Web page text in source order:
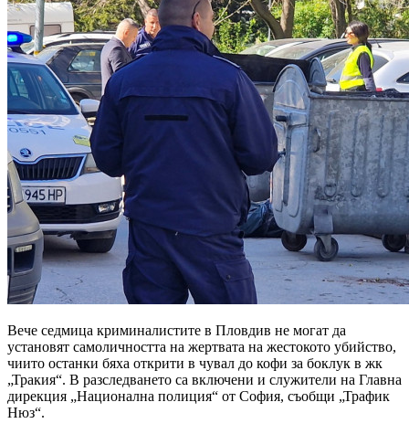
Вече седмица криминалистите в Пловдив не могат да
установят самоличността на жертвата на жестокото убийство,
чиито останки бяха открити в чувал до кофи за боклук в жк
„Тракия“. В разследването са включени и служители на Главна
дирекция „Национална полиция“ от София, съобщи „Трафик
Нюз“.